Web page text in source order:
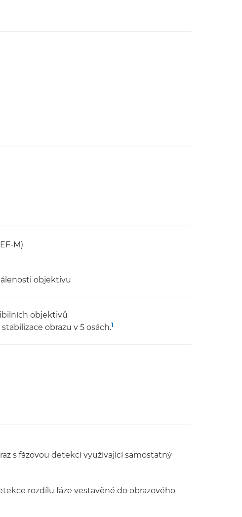
M)
objektivu
objektivů
obrazu v 5 osách.1
s fázovou detekcí využívající samostatný
rozdílu fáze vestavěné do obrazového